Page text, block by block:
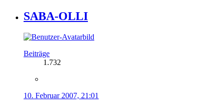
SABA-OLLI
Beiträge
1.732
10. Februar 2007, 21:01